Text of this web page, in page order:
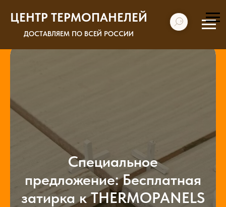
ЦЕНТР ТЕРМОПАНЕЛЕЙ
ДОСТАВЛЯЕМ ПО ВСЕЙ РОССИИ
Термопанели с клинкерной плиткой
Специальное
предложение: Бесплатная
затирка к THERMOPANELS